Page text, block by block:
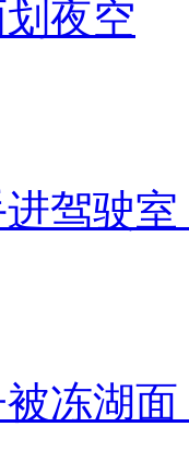
夜空
驾驶
冻湖